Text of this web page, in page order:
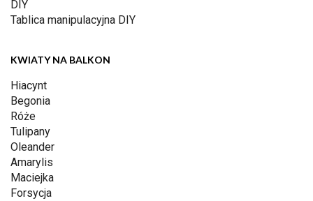
DIY
Tablica manipulacyjna DIY
KWIATY NA BALKON
Hiacynt
Begonia
Róże
Tulipany
Oleander
Amarylis
Maciejka
Forsycja